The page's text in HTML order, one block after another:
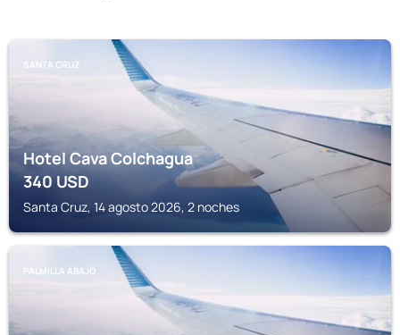
SANTA CRUZ
Hotel Cava Colchagua
340USD
Santa Cruz, 14 agosto 2026, 2 noches
PALMILLA ABAJO